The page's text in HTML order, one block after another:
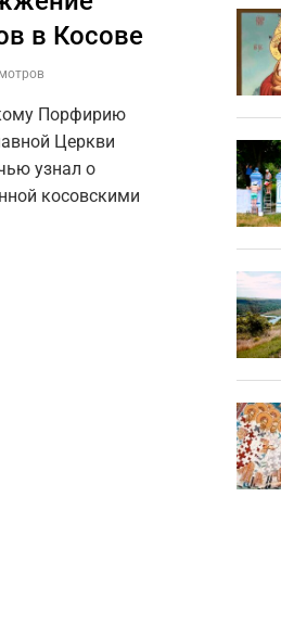
в Косове
Порфирию
Церкви
узнал о
косовскими